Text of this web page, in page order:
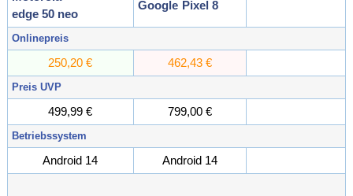
edge 50 neo
Google Pixel 8
Onlinepreis
250,20 € 462,43 €
Preis UVP
499,99 € 799,00 €
Betriebssystem
Android 14 Android 14